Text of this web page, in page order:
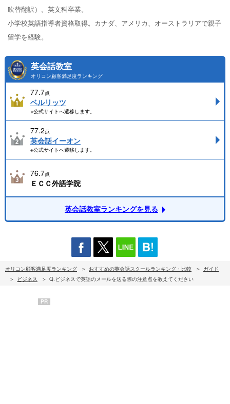
吹替翻訳）。英文科卒業。
小学校英語指導者資格取得。カナダ、アメリカ、オーストラリアで親子
留学を経験。
英会話教室
オリコン顧客満足度ランキング
77.7点
ベルリッツ
※公式サイトへ遷移します。
77.2点
英会話イーオン
※公式サイトへ遷移します。
76.7点
ＥＣＣ外語学院
英会話教室ランキングを見る
オリコン顧客満足度ランキング おすすめの英会話スクールランキング・比較
ガイド
ビジネス
Q.ビジネスで英語のメールを送る際の注意点を教えてください
PR